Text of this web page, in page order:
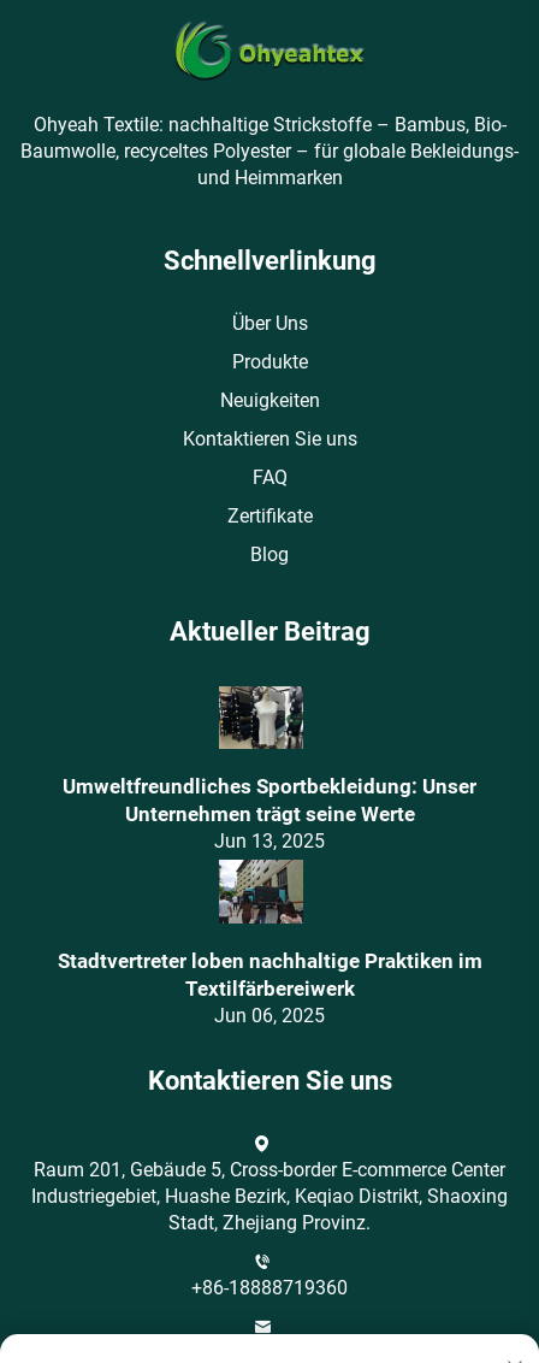
Ohyeah Textile: nachhaltige Strickstoffe – Bambus, Bio-
Baumwolle, recyceltes Polyester – für globale Bekleidungs-
und Heimmarken
Schnellverlinkung
Über Uns
Produkte
Neuigkeiten
Kontaktieren Sie uns
FAQ
Zertifikate
Blog
Aktueller Beitrag
Umweltfreundliches Sportbekleidung: Unser
Unternehmen trägt seine Werte
Jun 13, 2025
Stadtvertreter loben nachhaltige Praktiken im
Textilfärbereiwerk
Jun 06, 2025
Kontaktieren Sie uns
Raum 201, Gebäude 5, Cross-border E-commerce Center
Industriegebiet, Huashe Bezirk, Keqiao Distrikt, Shaoxing
Stadt, Zhejiang Provinz.
+86-18888719360